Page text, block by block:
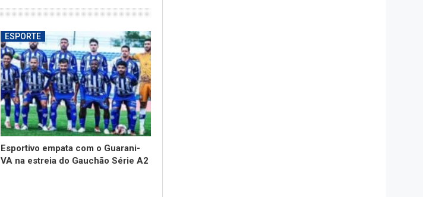
ESPORTE
Esportivo empata com o Guarani-
VA na estreia do Gauchão Série A2